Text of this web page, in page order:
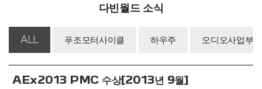
다빈월드 소식
ALL 푸조모터사이클 하우주 오디오사업부
AEx2013 PMC 수상[2013년 9월]